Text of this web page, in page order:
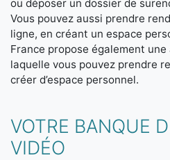
ou déposer un dossier de
Vous pouvez aussi prendre
ligne, en créant un espace
France propose également
laquelle vous pouvez prendre
créer d’espace personnel.
VOTRE BANQUE
VIDÉO